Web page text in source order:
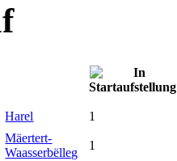
Harel 1
Mäertert-
Waasserbëlleg
1